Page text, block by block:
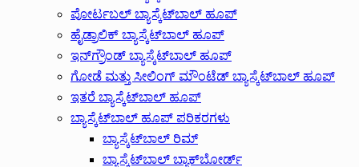
ಪೋರ್ಟಬಲ್ ಬ್ಯಾಸ್ಕೆಟ್‌ಬಾಲ್ ಹೂಪ್
ಹೈಡ್ರಾಲಿಕ್ ಬ್ಯಾಸ್ಕೆಟ್‌ಬಾಲ್ ಹೂಪ್
ಇನ್‌ಗ್ರೌಂಡ್ ಬ್ಯಾಸ್ಕೆಟ್‌ಬಾಲ್ ಹೂಪ್
ಗೋಡೆ ಮತ್ತು ಸೀಲಿಂಗ್ ಮೌಂಟೆಡ್ ಬ್ಯಾಸ್ಕೆಟ್‌ಬಾಲ್ ಹೂಪ್
ಇತರೆ ಬ್ಯಾಸ್ಕೆಟ್‌ಬಾಲ್ ಹೂಪ್
ಬ್ಯಾಸ್ಕೆಟ್‌ಬಾಲ್ ಹೂಪ್ ಪರಿಕರಗಳು
ಬ್ಯಾಸ್ಕೆಟ್‌ಬಾಲ್ ರಿಮ್
ಬ್ಯಾಸ್ಕೆಟ್‌ಬಾಲ್ ಬ್ಯಾಕ್‌ಬೋರ್ಡ್